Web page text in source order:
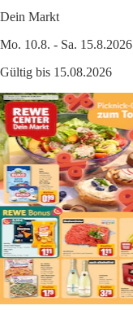
Dein Markt
Mo. 10.8. - Sa. 15.8.2026
Gültig bis 15.08.2026